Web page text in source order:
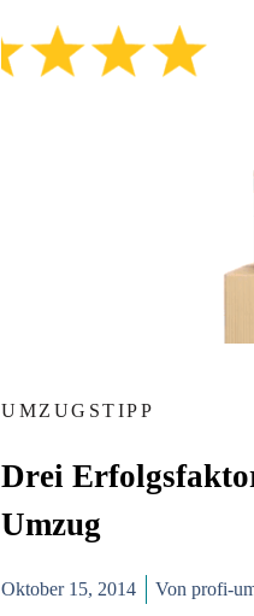
UMZUGSTIPP
Drei
Umzug
Oktober 15, 2014 Von profi-